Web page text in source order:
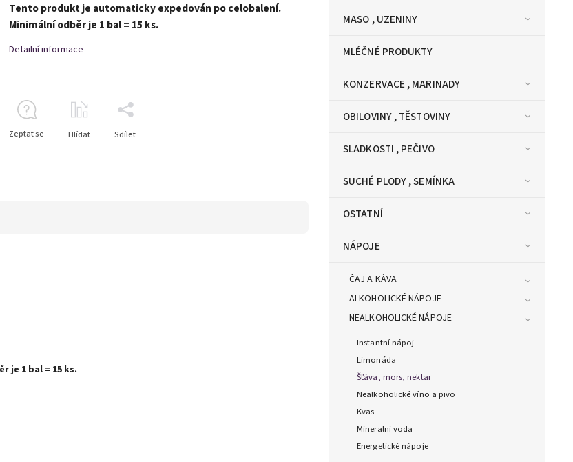
MASO , UZENINY
MLÉČNÉ PRODUKTY
KONZERVACE , MARINADY
OBILOVINY , TĚSTOVINY
SLADKOSTI , PEČIVO
SUCHÉ PLODY , SEMÍNKA
OSTATNÍ
NÁPOJE
ČAJ A KÁVA
ALKOHOLICKÉ NÁPOJE
NEALKOHOLICKÉ NÁPOJE
Instantní nápoj
Limonáda
Šťáva, mors, nektar
Nealkoholické víno a pivo
Kvas
Mineralni voda
Energetické nápoje
Tento produkt je automaticky expedován po celobalení.
Minimální odběr je 1 bal = 15 ks.
Detailní informace
Zeptat se Hlídat Sdílet
je 1 bal = 15 ks.